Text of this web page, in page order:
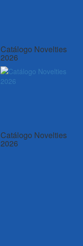
Catálogo Novelties
2026
Catálogo Novelties
2026